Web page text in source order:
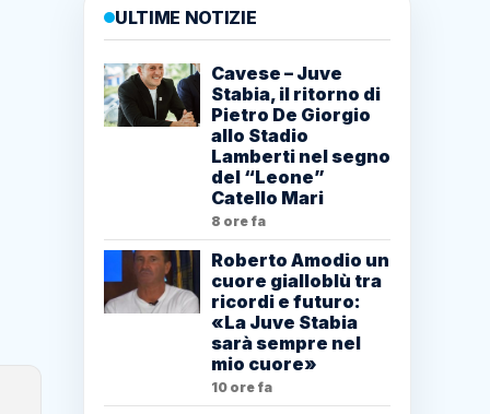
ULTIME NOTIZIE
Cavese – Juve
Stabia, il ritorno di
Pietro De Giorgio
allo Stadio
Lamberti nel segno
del “Leone”
Catello Mari
8 ore fa
Roberto Amodio un
cuore gialloblù tra
ricordi e futuro:
«La Juve Stabia
sarà sempre nel
mio cuore»
10 ore fa